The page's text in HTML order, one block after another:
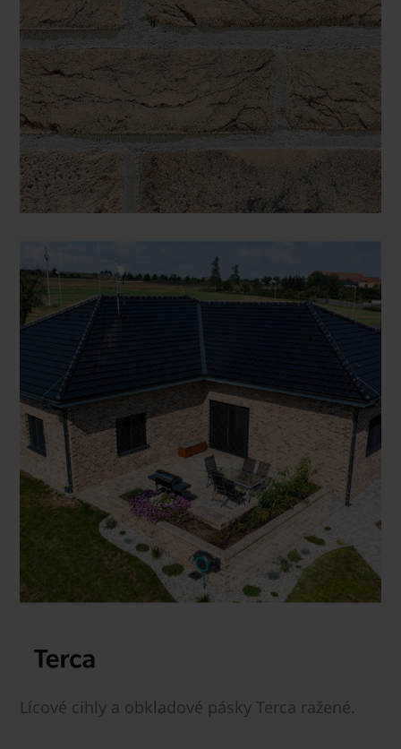
Lícové cihly a obkladové pásky Terca ražené.